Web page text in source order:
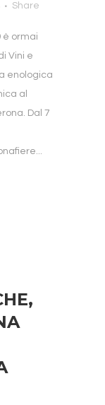
Share
è ormai
Vini e
enologica
al
Dal 7